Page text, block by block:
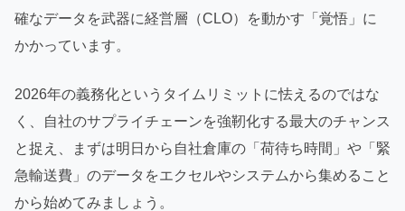
確なデータを武器に経営層（CLO）を動かす「覚悟」に
かかっています。
2026年の義務化というタイムリミットに怯えるのではな
く、自社のサプライチェーンを強靭化する最大のチャンス
と捉え、まずは明日から自社倉庫の「荷待ち時間」や「緊
急輸送費」のデータをエクセルやシステムから集めること
から始めてみましょう。